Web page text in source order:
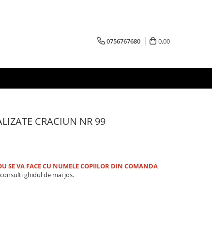
0756767680 0,00
CRACIUN NR 99
SE VA FACE CU NUMELE COPIILOR DIN COMANDA
ghidul de mai jos.